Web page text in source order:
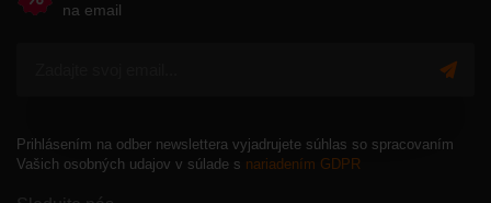
na email
Prihlásením na odber newslettera vyjadrujete súhlas so spracovaním
Vašich osobných udajov v súlade s nariadením GDPR